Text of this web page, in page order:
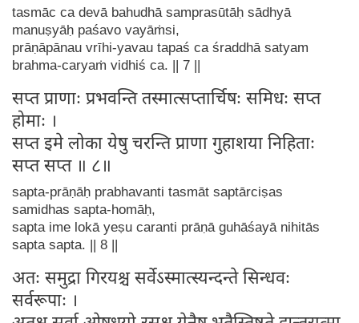
tasmāc ca devā bahudhā samprasūtāḥ sādhyā
manuṣyāḥ paśavo vayāṁsi,
prāṇāpānau vrīhi-yavau tapaś ca śraddhā satyam
brahma-caryaṁ vidhiś ca. || 7 ||
सप्त प्राणाः प्रभवन्ति तस्मात्सप्तार्चिषः समिधः सप्त
होमाः ।
सप्त इमे लोका येषु चरन्ति प्राणा गुहाशया निहिताः
सप्त सप्त ॥ ८॥
sapta-prāṇāḥ prabhavanti tasmāt saptārciṣas
samidhas sapta-homāḥ,
sapta ime lokā yeṣu caranti prāṇā guhāśayā nihitās
sapta sapta. || 8 ||
अतः समुद्रा गिरयश्च सर्वेऽस्मात्स्यन्दन्ते सिन्धवः
सर्वरूपाः ।